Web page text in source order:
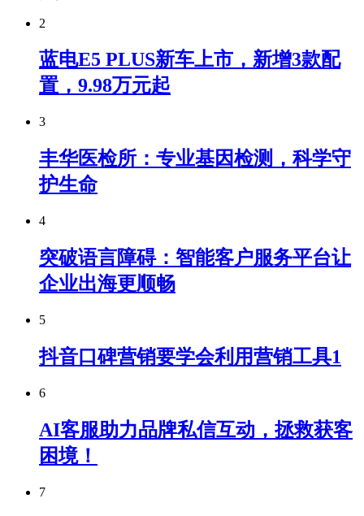
2
蓝电E5 PLUS新车上市，新增3款配
置，9.98万元起
3
丰华医检所：专业基因检测，科学守
护生命
4
突破语言障碍：智能客户服务平台让
企业出海更顺畅
5
抖音口碑营销要学会利用营销工具1
6
AI客服助力品牌私信互动，拯救获客
困境！
7